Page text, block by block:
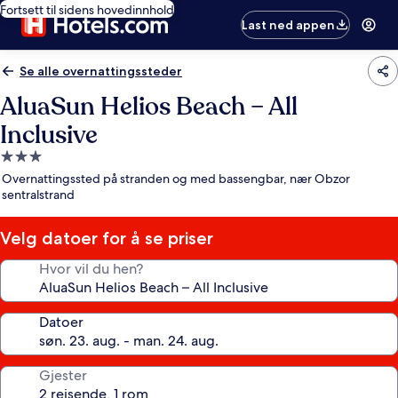
Fortsett til sidens hovedinnhold
Last ned appen
Se alle overnattingssteder
AluaSun Helios Beach – All
Inclusive
Overnattingssted
med
3.0
stjerner
Overnattingssted på stranden og med bassengbar, nær Obzor
sentralstrand
Velg datoer for å se priser
Hvor vil du hen?
Datoer
Gjester